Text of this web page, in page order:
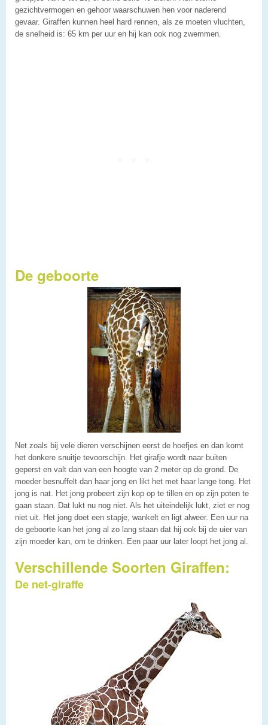
gezichtvermogen en gehoor waarschuwen hen voor naderend
gevaar. Giraffen kunnen heel hard rennen, als ze moeten vluchten,
de snelheid is: 65 km per uur en hij kan ook nog zwemmen.
De geboorte
Net zoals bij vele dieren verschijnen eerst de hoefjes en dan komt
het donkere snuitje tevoorschijn. Het girafje wordt naar buiten
geperst en valt dan van een hoogte van 2 meter op de grond. De
moeder besnuffelt dan haar jong en likt het met haar lange tong. Het
jong is nat. Het jong probeert zijn kop op te tillen en op zijn poten te
gaan staan. Dat lukt nu nog niet. Als het uiteindelijk lukt, ziet er nog
niet uit. Het jong doet een stapje, wankelt en ligt alweer. Een uur na
de geboorte kan het jong al zo lang staan dat hij ook bij de uier van
zijn moeder kan, om te drinken. Een paar uur later loopt het jong al.
Verschillende Soorten Giraffen:
De net-giraffe